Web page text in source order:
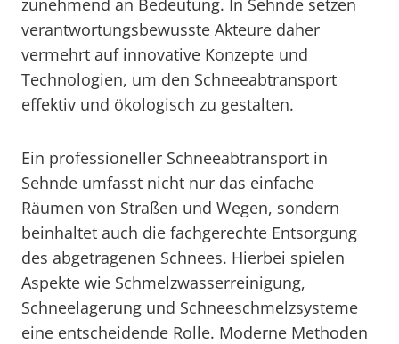
zunehmend an Bedeutung. In Sehnde setzen
verantwortungsbewusste Akteure daher
vermehrt auf innovative Konzepte und
Technologien, um den Schneeabtransport
effektiv und ökologisch zu gestalten.
Ein professioneller Schneeabtransport in
Sehnde umfasst nicht nur das einfache
Räumen von Straßen und Wegen, sondern
beinhaltet auch die fachgerechte Entsorgung
des abgetragenen Schnees. Hierbei spielen
Aspekte wie Schmelzwasserreinigung,
Schneelagerung und Schneeschmelzsysteme
eine entscheidende Rolle. Moderne Methoden